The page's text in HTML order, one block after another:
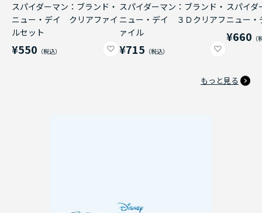
スパイダーマン：ブランド・
ニュー・デイ クリアファイ
ルセット
¥550
スパイダーマン：ブランド・
ニュー・デイ ３Ｄクリアフ
ァイル
¥715
スパイダ
ニュー
¥660
もっと見る